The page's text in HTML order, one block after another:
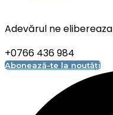
Adevărul ne elibereaza
+0766 436 984
Abonează-te la noutăți